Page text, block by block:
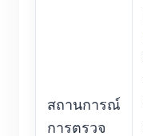
สถานการณ์
การตรวจ